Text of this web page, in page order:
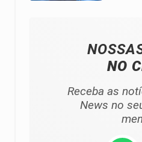
NO
Receba as
News no